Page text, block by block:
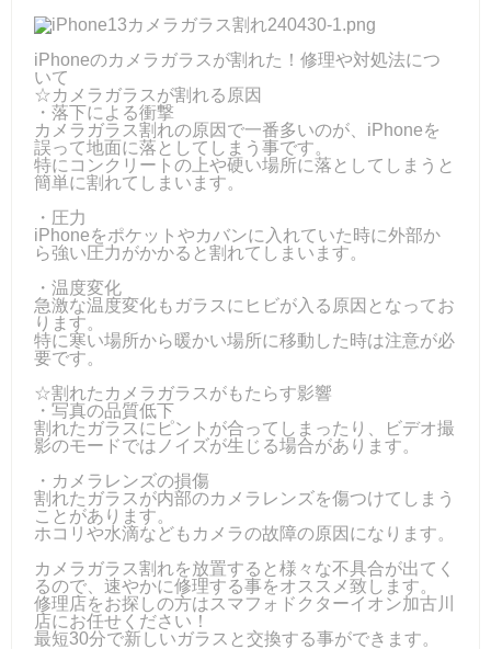
iPhoneのカメラガラスが割れた！修理や対処法につ
いて
☆カメラガラスが割れる原因
・落下による衝撃
カメラガラス割れの原因で一番多いのが、iPhoneを
誤って地面に落としてしまう事です。
特にコンクリートの上や硬い場所に落としてしまうと
簡単に割れてしまいます。
・圧力
iPhoneをポケットやカバンに入れていた時に外部か
ら強い圧力がかかると割れてしまいます。
・温度変化
急激な温度変化もガラスにヒビが入る原因となってお
ります。
特に寒い場所から暖かい場所に移動した時は注意が必
要です。
☆割れたカメラガラスがもたらす影響
・写真の品質低下
割れたガラスにピントが合ってしまったり、ビデオ撮
影のモードではノイズが生じる場合があります。
・カメラレンズの損傷
割れたガラスが内部のカメラレンズを傷つけてしまう
ことがあります。
ホコリや水滴などもカメラの故障の原因になります。
カメラガラス割れを放置すると様々な不具合が出てく
るので、速やかに修理する事をオススメ致します。
修理店をお探しの方はスマフォドクターイオン加古川
店にお任せください！
最短30分で新しいガラスと交換する事ができます。